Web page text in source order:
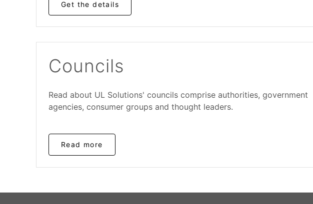
Get the details
Councils
Read about UL Solutions' councils comprise authorities, government
agencies, consumer groups and thought leaders.
Read more